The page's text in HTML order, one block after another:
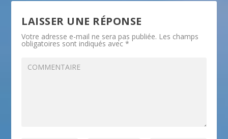
LAISSER UNE RÉPONSE
Votre adresse e-mail ne sera pas publiée. Les champs
obligatoires sont indiqués avec*